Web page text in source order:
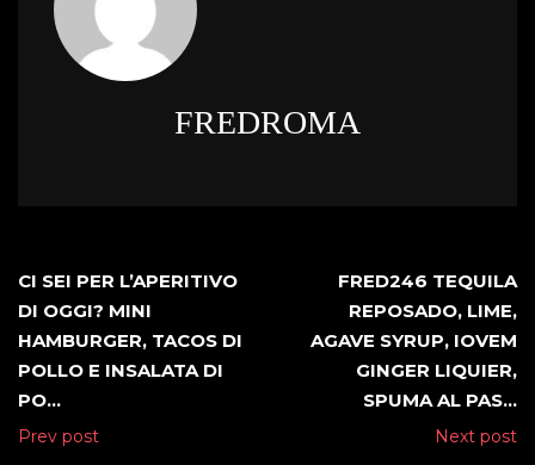
FREDROMA
CI SEI PER L’APERITIVO
DI OGGI? MINI
HAMBURGER, TACOS DI
POLLO E INSALATA DI
PO…
Prev post
FRED246 TEQUILA
REPOSADO, LIME,
AGAVE SYRUP, IOVEM
GINGER LIQUIER,
SPUMA AL PAS…
Next post